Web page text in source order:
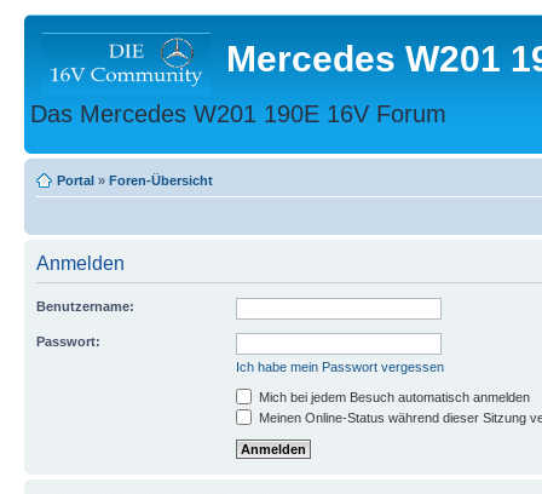
Mercedes W201
Das Mercedes W201 190E 16V Forum
Portal » Foren-Übersicht
Anmelden
Benutzername:
Passwort:
Ich habe mein Passwort vergessen
Mich bei jedem Besuch automatisch anmelden
Meinen Online-Status während dieser Sitzung